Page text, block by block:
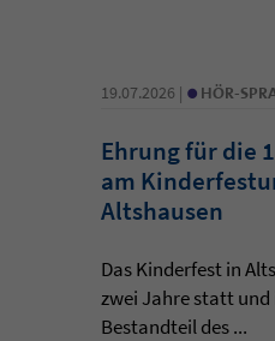
19.07.2026 | • HÖR-
Ehrung für die
am
Altshausen
Das Kinderfest in
zwei Jahre statt und
Bestandteil des ...